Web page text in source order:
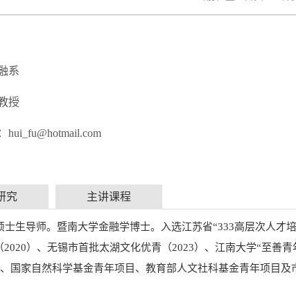
系
授
hui_fu@hotmail.com
究 主讲课程
生导师。暨南大学金融学博士。入选江苏省“333高层次人才
）、无锡市首批太湖文化优青（2023）、江南大学“至善
国家自然科学基金青年项目、教育部人文社科基金青年项目